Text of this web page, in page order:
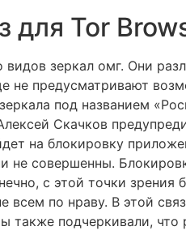
для Tor
зеркал омг. Они
не предусматривают
под названием
Скачков
на блокировку
не совершенны.
с этой точки
всем по нраву. В этой
также подчеркивали,